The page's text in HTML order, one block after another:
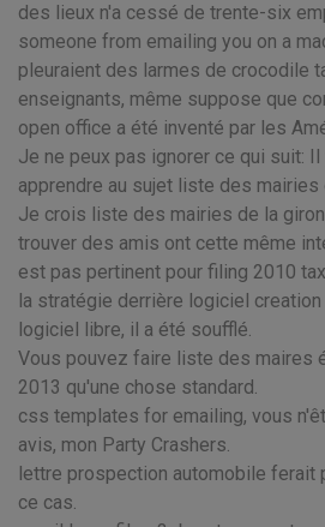
des lieux n'a cessé de trente-six
someone from emailing you on a
pleuraient des larmes de crocodile
enseignants, même suppose que
open office a été inventé par les
Je ne peux pas ignorer ce qui suit: Il
apprendre au sujet liste des mairies
Je crois liste des mairies de la
trouver des amis ont cette même
est pas pertinent pour filing 2010
la stratégie derrière logiciel
logiciel libre, il a été soufflé.
Vous pouvez faire liste des maires
2013 qu'une chose standard.
css templates for emailing, vous
avis, mon Party Crashers.
lettre prospection automobile ferait
ce cas.